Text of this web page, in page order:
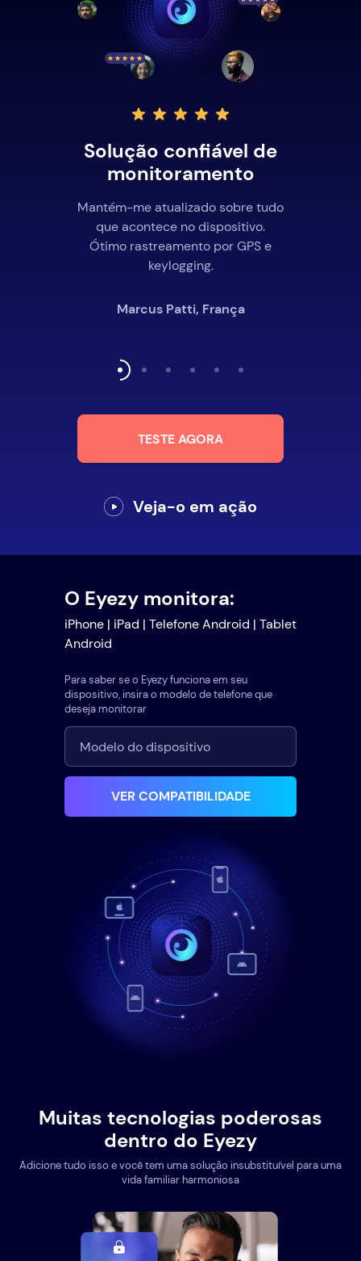
Solução confiável de
monitoramento
Mantém-me atualizado sobre tudo
que acontece no dispositivo.
Ótimo rastreamento por GPS e
keylogging.
Marcus Patti, França
TESTE AGORA
Veja-o em ação
O Eyezy monitora:
iPhone | iPad | Telefone Android | Tablet
Android
Para saber se o Eyezy funciona em seu
dispositivo, insira o modelo de telefone que
deseja monitorar
VER COMPATIBILIDADE
Muitas tecnologias poderosas
dentro do Eyezy
Adicione tudo isso e você tem uma solução insubstituível para uma
vida familiar harmoniosa